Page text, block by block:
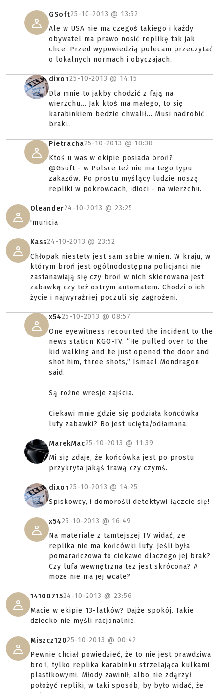
GSoft25-10-2013 @ 13:52
Ale w USA nie ma czegoś takiego i każdy
obywatel ma prawo nosić replikę tak jak
chce. Przed wypowiedzią polecam przeczytać
o lokalnych normach i obyczajach.
dixon25-10-2013 @ 14:15
Dla mnie to jakby chodzić z fają na
wierzchu... Jak ktoś ma małego, to się
karabinkiem bedzie chwalił... Musi nadrobić
braki..
Pietracha25-10-2013 @ 18:38
Ktoś u was w ekipie posiada broń?
@Gsoft - w Polsce też nie ma tego typu
zakazów. Po prostu myślący ludzie noszą
repliki w pokrowcach, idioci - na wierzchu.
Oleander24-10-2013 @ 23:25
'muricia
Kass24-10-2013 @ 23:52
Chłopak niestety jest sam sobie winien. W kraju, w
którym broń jest ogólnodostępna policjanci nie
zastanawiają się czy broń w nich skierowana jest
zabawką czy też ostrym automatem. Chodzi o ich
życie i najwyraźniej poczuli się zagrożeni.
x5425-10-2013 @ 08:57
One eyewitness recounted the incident to the
news station KGO-TV. “He pulled over to the
kid walking and he just opened the door and
shot him, three shots,” Ismael Mondragon
said.
Są rożne wresje zajścia.
Ciekawi mnie gdzie się podziała końcówka
lufy zabawki? Bo jest ucięta/odłamana.
MarekMac25-10-2013 @ 11:39
Mi się zdaje, że końcówka jest po prostu
przykryta jakąś trawą czy czymś.
dixon25-10-2013 @ 14:25
Spiskowcy, i domorośli detektywi łączcie się!
x5425-10-2013 @ 16:49
Na materiale z tamtejszej TV widać, ze
replika nie ma końcówki lufy. Jeśli była
pomarańczowa to ciekawe dlaczego jej brak?
Czy lufa wewnętrzna tez jest skrócona? A
może nie ma jej wcale?
1410071524-10-2013 @ 23:56
Macie w ekipie 13-latków? Dajże spokój. Takie
dziecko nie myśli racjonalnie.
Miszcz12025-10-2013 @ 00:42
Pewnie chciał powiedzieć, że to nie jest prawdziwa
broń, tylko replika karabinku strzelająca kulkami
plastikowymi. Młody zawinił, albo nie zdąrzył
położyć repliki, w taki sposób, by było widać, że